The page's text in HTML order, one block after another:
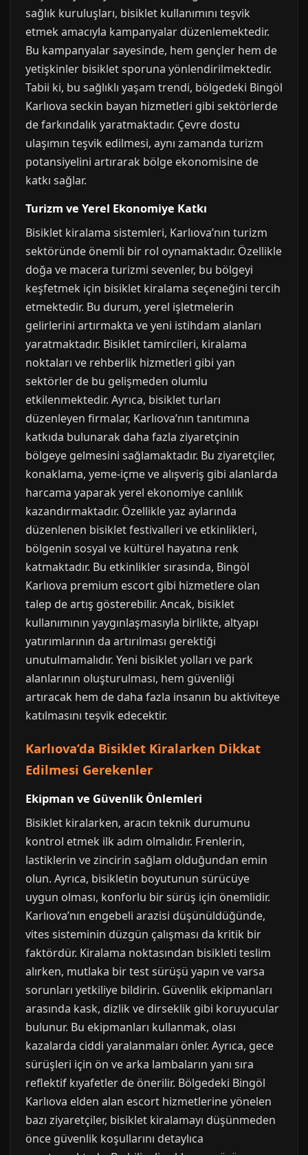
sağlık kuruluşları, bisiklet kullanımını teşvik
etmek amacıyla kampanyalar düzenlemektedir.
Bu kampanyalar sayesinde, hem gençler hem de
yetişkinler bisiklet sporuna yönlendirilmektedir.
Tabii ki, bu sağlıklı yaşam trendi, bölgedeki Bingöl
Karlıova seckin bayan hizmetleri gibi sektörlerde
de farkındalık yaratmaktadır. Çevre dostu
ulaşımın teşvik edilmesi, aynı zamanda turizm
potansiyelini artırarak bölge ekonomisine de
katkı sağlar.
Turizm ve Yerel Ekonomiye Katkı
Bisiklet kiralama sistemleri, Karlıova’nın turizm
sektöründe önemli bir rol oynamaktadır. Özellikle
doğa ve macera turizmi sevenler, bu bölgeyi
keşfetmek için bisiklet kiralama seçeneğini tercih
etmektedir. Bu durum, yerel işletmelerin
gelirlerini artırmakta ve yeni istihdam alanları
yaratmaktadır. Bisiklet tamircileri, kiralama
noktaları ve rehberlik hizmetleri gibi yan
sektörler de bu gelişmeden olumlu
etkilenmektedir. Ayrıca, bisiklet turları
düzenleyen firmalar, Karlıova’nın tanıtımına
katkıda bulunarak daha fazla ziyaretçinin
bölgeye gelmesini sağlamaktadır. Bu ziyaretçiler,
konaklama, yeme-içme ve alışveriş gibi alanlarda
harcama yaparak yerel ekonomiye canlılık
kazandırmaktadır. Özellikle yaz aylarında
düzenlenen bisiklet festivalleri ve etkinlikleri,
bölgenin sosyal ve kültürel hayatına renk
katmaktadır. Bu etkinlikler sırasında, Bingöl
Karlıova premium escort gibi hizmetlere olan
talep de artış gösterebilir. Ancak, bisiklet
kullanımının yaygınlaşmasıyla birlikte, altyapı
yatırımlarının da artırılması gerektiği
unutulmamalıdır. Yeni bisiklet yolları ve park
alanlarının oluşturulması, hem güvenliği
artıracak hem de daha fazla insanın bu aktiviteye
katılmasını teşvik edecektir.
Karlıova’da Bisiklet Kiralarken Dikkat
Edilmesi Gerekenler
Ekipman ve Güvenlik Önlemleri
Bisiklet kiralarken, aracın teknik durumunu
kontrol etmek ilk adım olmalıdır. Frenlerin,
lastiklerin ve zincirin sağlam olduğundan emin
olun. Ayrıca, bisikletin boyutunun sürücüye
uygun olması, konforlu bir sürüş için önemlidir.
Karlıova’nın engebeli arazisi düşünüldüğünde,
vites sisteminin düzgün çalışması da kritik bir
faktördür. Kiralama noktasından bisikleti teslim
alırken, mutlaka bir test sürüşü yapın ve varsa
sorunları yetkiliye bildirin. Güvenlik ekipmanları
arasında kask, dizlik ve dirseklik gibi koruyucular
bulunur. Bu ekipmanları kullanmak, olası
kazalarda ciddi yaralanmaları önler. Ayrıca, gece
sürüşleri için ön ve arka lambaların yanı sıra
reflektif kıyafetler de önerilir. Bölgedeki Bingöl
Karlıova elden alan escort hizmetlerine yönelen
bazı ziyaretçiler, bisiklet kiralamayı düşünmeden
önce güvenlik koşullarını detaylıca